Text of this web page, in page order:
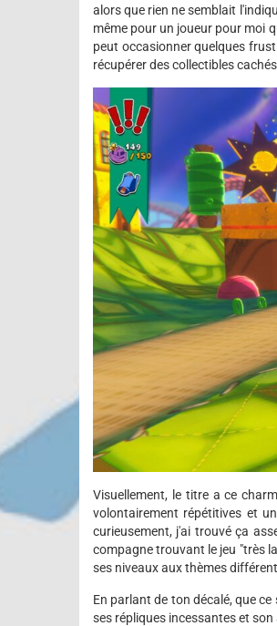
alors que rien ne semblait
même pour un joueur pour moi
peut occasionner quelques
récupérer des collectibles
Visuellement, le titre a ce
volontairement répétitives et
curieusement, j'ai trouvé ça
compagne trouvant le jeu "très
ses niveaux aux thèmes
En parlant de ton décalé, que ce
ses répliques incessantes et